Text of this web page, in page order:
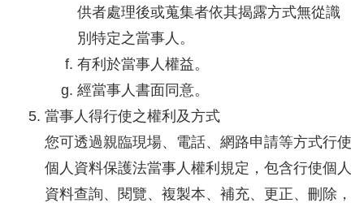
供者處理後或蒐集者依其揭露方式無從識
別特定之當事人。
有利於當事人權益。
經當事人書面同意。
當事人得行使之權利及方式
您可透過親臨現場、電話、網路申請等方式行使
個人資料保護法當事人權利規定，包含行使個人
資料查詢、閱覽、複製本、補充、更正、刪除，